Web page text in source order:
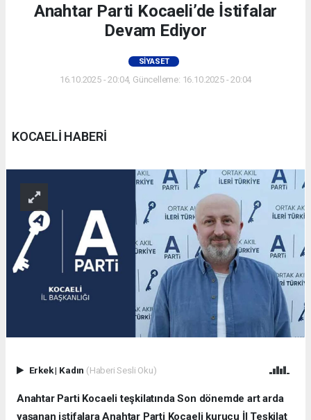
Anahtar Parti Kocaeli’de İstifalar
Devam Ediyor
SIYASET
16.10.2025 - 20:04, Güncelleme: 16.10.2025 - 20:04
KOCAELİ HABERİ
Erkek| Kadın (Haberi Sesli Oku)
Anahtar Parti Kocaeli teşkilatında Son dönemde art arda
yaşanan istifalara Anahtar Parti Kocaeli kurucu İl Teşkilat